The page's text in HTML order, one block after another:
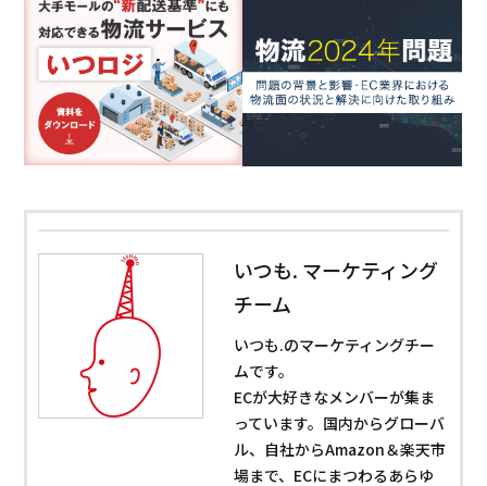
いつも. マーケティング
チーム
いつも.のマーケティングチー
ムです。
ECが大好きなメンバーが集ま
っています。国内からグローバ
ル、自社からAmazon＆楽天市
場まで、ECにまつわるあらゆ